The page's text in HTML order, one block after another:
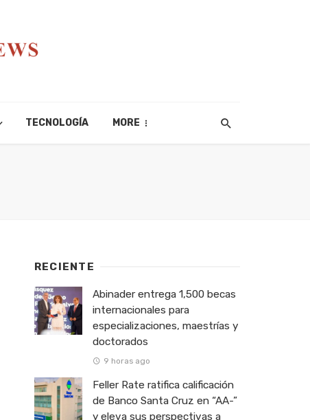
TECNOLOGÍA MORE
RECIENTE
Abinader entrega 1,500 becas
internacionales para
especializaciones, maestrías y
doctorados
9 horas ago
Feller Rate ratifica calificación
de Banco Santa Cruz en “AA-”
y eleva sus perspectivas a